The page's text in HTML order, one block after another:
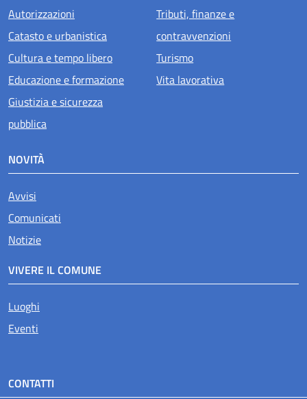
Autorizzazioni
Catasto e urbanistica
Cultura e tempo libero
Educazione e formazione
Giustizia e sicurezza
pubblica
Tributi, finanze e
contravvenzioni
Turismo
Vita lavorativa
NOVITÀ
Avvisi
Comunicati
Notizie
VIVERE IL COMUNE
Luoghi
Eventi
CONTATTI